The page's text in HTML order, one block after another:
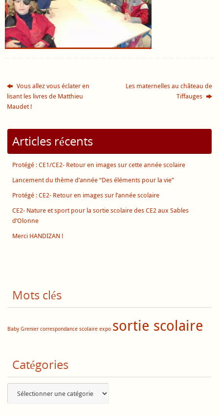
Vous allez vous éclater en
lisant les livres de Matthieu
Maudet !
Les maternelles au château de
Tiffauges
Articles récents
Protégé : CE1/CE2- Retour en images sur cette année scolaire
Lancement du thème d’année “Des éléments pour la vie”
Protégé : CE2- Retour en images sur l’année scolaire
CE2- Nature et sport pour la sortie scolaire des CE2 aux Sables
d’Olonne
Merci HANDIZAN !
Mots clés
Baby Grenier correspondance scolaire expo sortie scolaire
Catégories